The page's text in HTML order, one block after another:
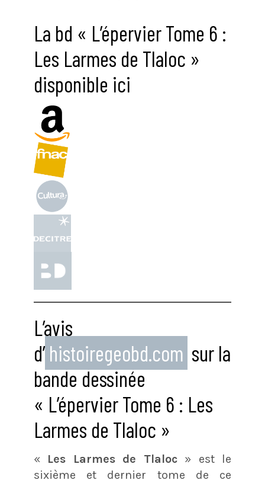
La bd « L’épervier Tome 6 :
Les Larmes de Tlaloc »
disponible ici
L’avis
d’ histoiregeobd.com sur la
bande dessinée
« L’épervier Tome 6 : Les
Larmes de Tlaloc »
« Les Larmes de Tlaloc» est le
sixième et dernier tome de ce